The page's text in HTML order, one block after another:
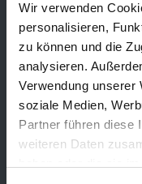
Wir verwenden
personalisieren,
zu können und die
analysieren.
Verwendung unserer
soziale Medien,
Partner führen diese
weiteren Daten
Wandbeläge
Fertigtapeten Premium
Überstreichbare Tapeten
Fertigtapeten Basic
Alle Wandbeläge